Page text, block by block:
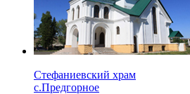
Стефаниевский храм
с.Предгорное